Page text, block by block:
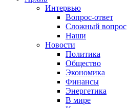
Интервью
Вопрос-ответ
Сложный вопрос
Наши
Новости
Политика
Общество
Экономика
Финансы
Энергетика
В мире